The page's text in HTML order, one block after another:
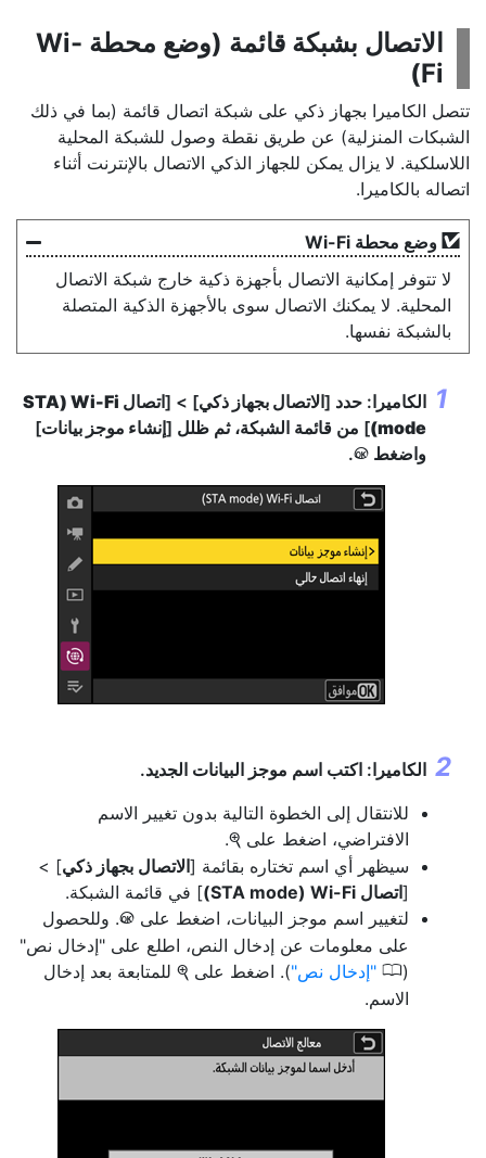
الاتصال بشبكة قائمة (وضع محطة Wi-
Fi)
تتصل الكاميرا بجهاز ذكي على شبكة اتصال قائمة (بما في ذلك
الشبكات المنزلية) عن طريق نقطة وصول للشبكة المحلية
اللاسلكية. لا يزال يمكن للجهاز الذكي الاتصال بالإنترنت أثناء
اتصاله بالكاميرا.
وضع محطة Wi-Fi
لا تتوفر إمكانية الاتصال بأجهزة ذكية خارج شبكة الاتصال
المحلية. لا يمكنك الاتصال سوى بالأجهزة الذكية المتصلة
بالشبكة نفسها.
الكاميرا: حدد [الاتصال بجهاز ذكي] > [
اتصال Wi-Fi‏ (STA
mode) ] من قائمة الشبكة، ثم ظلل [إنشاء موجز بيانات]
واضغط J
.
الكاميرا: اكتب اسم موجز البيانات الجديد.
للانتقال إلى الخطوة التالية بدون تغيير الاسم
الافتراضي، اضغط على X
.
سيظهر أي اسم تختاره بقائمة [الاتصال بجهاز ذكي] >
[اتصال Wi-Fi‏ (STA mode)
] في قائمة الشبكة.
لتغيير اسم موجز البيانات، اضغط على J. وللحصول
على معلومات عن إدخال النص، اطلع على "إدخال نص"
(
0 إدخال نص ). اضغط على X للمتابعة بعد إدخال
الاسم.